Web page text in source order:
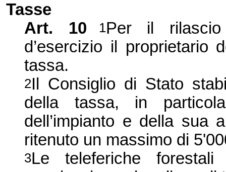
Tasse
Art. 10
1Per il rilascio
d’esercizio il proprietario
tassa.
2Il Consiglio di Stato
della tassa, in
dell’impianto e della sua
ritenuto un massimo di
3Le teleferiche